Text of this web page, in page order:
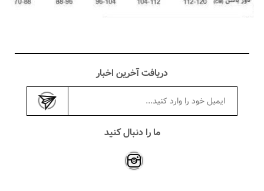
دریافت آخرین اخبار
ما را دنبال کنید